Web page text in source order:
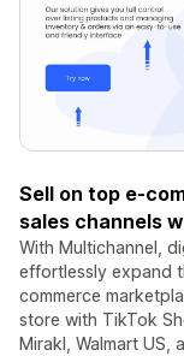
Sell on top e-
sales channels
With Multichannel,
effortlessly expand
commerce
store with TikTok
Mirakl, Walmart US,